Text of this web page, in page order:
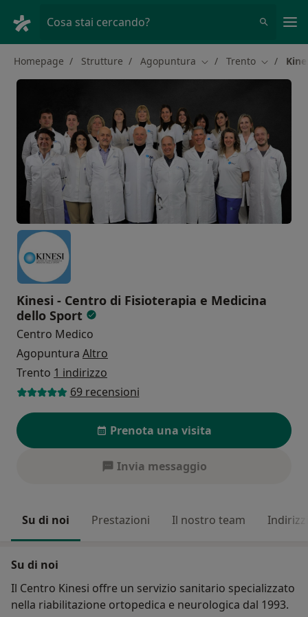
Cosa stai cercando?
Homepage Strutture Agopuntura Cambia città
Trento Cambia
Kinesi - Centro di Fisioterapia e Medicina
dello Sport
Centro Medico
Agopuntura Altro
Trento 1 indirizzo
69 recensioni
Prenota una visita
Invia messaggio
Su di noi Prestazioni Il nostro team Indirizzi
Su di noi
Il Centro Kinesi offre un servizio sanitario specializzato
nella riabilitazione ortopedica e neurologica dal 1993.